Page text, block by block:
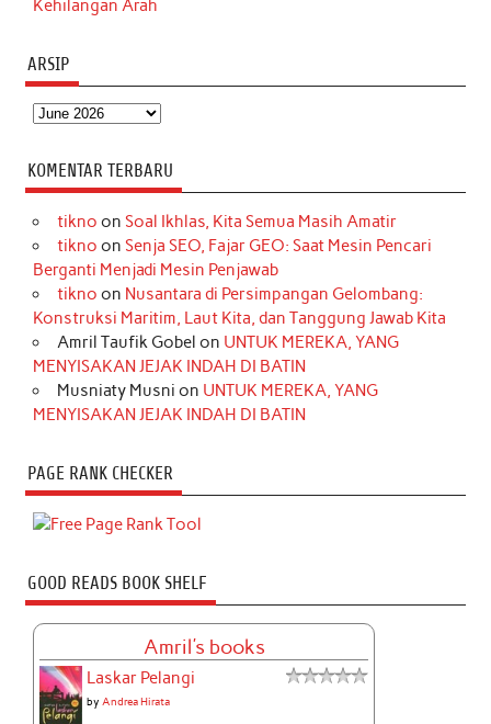
Kehilangan Arah
ARSIP
Arsip
KOMENTAR TERBARU
tikno on Soal Ikhlas, Kita Semua Masih Amatir
tikno on Senja SEO, Fajar GEO: Saat Mesin Pencari
Berganti Menjadi Mesin Penjawab
tikno on Nusantara di Persimpangan Gelombang:
Konstruksi Maritim, Laut Kita, dan Tanggung Jawab Kita
Amril Taufik Gobel on UNTUK MEREKA, YANG
MENYISAKAN JEJAK INDAH DI BATIN
Musniaty Musni on UNTUK MEREKA, YANG
MENYISAKAN JEJAK INDAH DI BATIN
PAGE RANK CHECKER
GOOD READS BOOK SHELF
Amril's books
Laskar Pelangi
by Andrea Hirata